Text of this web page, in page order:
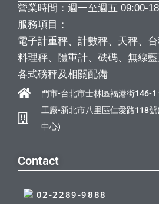
營業時間：週一至週五 09:00-
服務項目：
電子計重秤、計數秤、天秤、台
料理秤、體重計、砝碼、無線
各式磅秤及相關配備
門市-台北市士林區福港街146-1
工廠-新北市八里區仁愛路118
中心)
Contact
02-2289-9888